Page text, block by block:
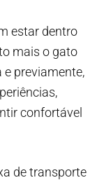
estar dentro
mais o gato
previamente,
confortável
de transporte